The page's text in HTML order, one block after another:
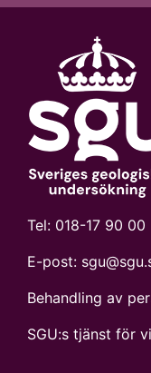
Tel: 018-17 90 00
E-post:
Behandling av
SGU:s tjänst för